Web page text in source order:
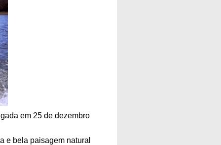
em 25 de dezembro
e bela paisagem natural